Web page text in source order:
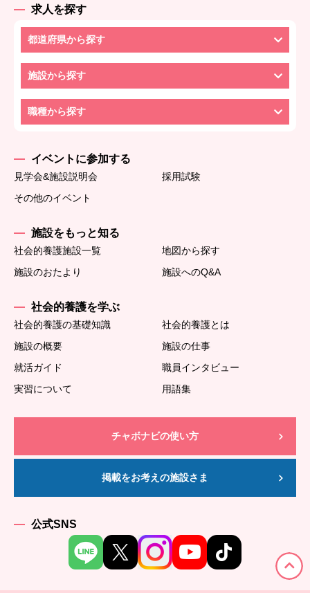
求人を探す
都道府県から探す
施設から探す
職種から探す
イベントに参加する
見学会&施設説明会
採用試験
その他のイベント
施設をもっと知る
社会的養護施設一覧
地図から探す
施設のおたより
施設へのQ&A
社会的養護を学ぶ
社会的養護の基礎知識
社会的養護とは
施設の概要
施設の仕事
就活ガイド
職員インタビュー
実習について
用語集
チャボナビの使い方
掲載をお考えの施設さま
公式SNS